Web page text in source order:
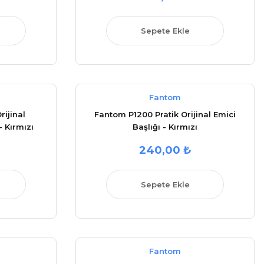
Sepete Ekle
Fantom
Fantom P1200 Pratik Orijinal Emici
Başlığı - Kırmızı
240,00 ₺
Sepete Ekle
Fantom